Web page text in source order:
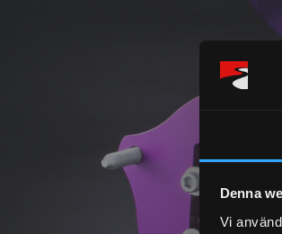
Denna
Vi